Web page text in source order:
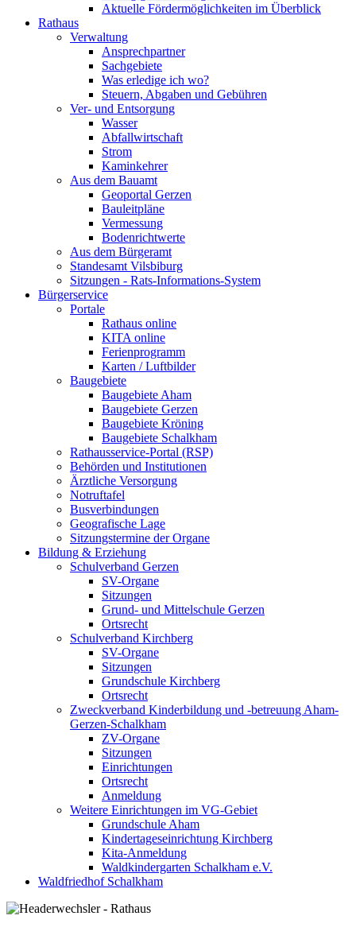
Aktuelle Fördermöglichkeiten im Überblick
Rathaus
Verwaltung
Ansprechpartner
Sachgebiete
Was erledige ich wo?
Steuern, Abgaben und Gebühren
Ver- und Entsorgung
Wasser
Abfallwirtschaft
Strom
Kaminkehrer
Aus dem Bauamt
Geoportal Gerzen
Bauleitpläne
Vermessung
Bodenrichtwerte
Aus dem Bürgeramt
Standesamt Vilsbiburg
Sitzungen - Rats-Informations-System
Bürgerservice
Portale
Rathaus online
KITA online
Ferienprogramm
Karten / Luftbilder
Baugebiete
Baugebiete Aham
Baugebiete Gerzen
Baugebiete Kröning
Baugebiete Schalkham
Rathausservice-Portal (RSP)
Behörden und Institutionen
Ärztliche Versorgung
Notruftafel
Busverbindungen
Geografische Lage
Sitzungstermine der Organe
Bildung & Erziehung
Schulverband Gerzen
SV-Organe
Sitzungen
Grund- und Mittelschule Gerzen
Ortsrecht
Schulverband Kirchberg
SV-Organe
Sitzungen
Grundschule Kirchberg
Ortsrecht
Zweckverband Kinderbildung und -betreuung Aham-
Gerzen-Schalkham
ZV-Organe
Sitzungen
Einrichtungen
Ortsrecht
Anmeldung
Weitere Einrichtungen im VG-Gebiet
Grundschule Aham
Kindertageseinrichtung Kirchberg
Kita-Anmeldung
Waldkindergarten Schalkham e.V.
Waldfriedhof Schalkham